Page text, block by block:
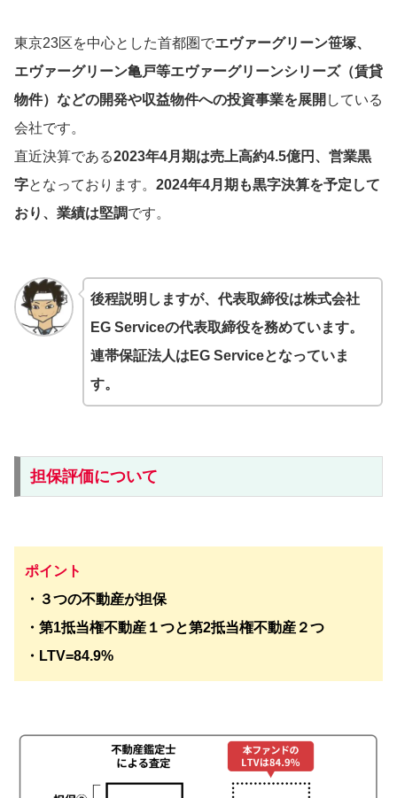
東京23区を中心とした首都圏でエヴァーグリーン笹塚、
エヴァーグリーン亀戸等エヴァーグリーンシリーズ（賃貸
物件）などの開発や収益物件への投資事業を展開 している
会社です。
直近決算である2023年4月期は売上高約4.5億円、営業黒
字となっております。 2024年4月期も黒字決算を予定して
おり、業績は堅調です。
後程説明しますが、代表取締役は株式会社
EG Serviceの代表取締役を務めています。
連帯保証法人はEG Serviceとなっていま
す。
担保評価について
ポイント
・３つの不動産が担保
・第1抵当権不動産１つと第2抵当権不動産２つ
・LTV=84.9%